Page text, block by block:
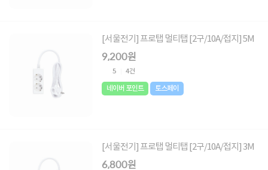
[서울전기] 프로탭 멀티탭 [2구/10A/접지] 5M
9,200원
5 4건
네이버 포인트 토스페이
[서울전기] 프로탭 멀티탭 [2구/10A/접지] 3M
6,800원